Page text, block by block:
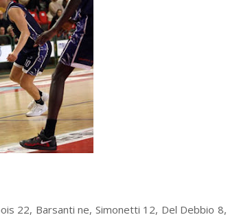
22, Barsanti ne, Simonetti 12, Del Debbio 8,